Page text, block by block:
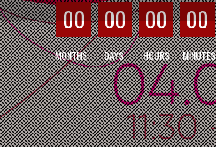
00 00 00 00
MONTHS DAYS HOURS MINUTES